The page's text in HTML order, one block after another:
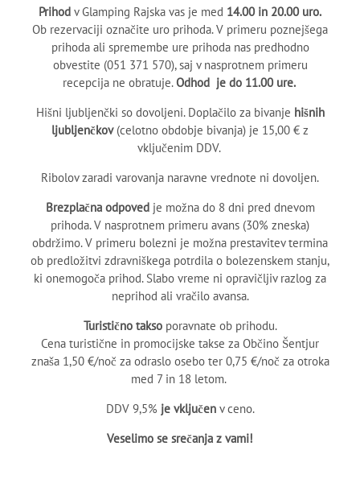
Prihod v Glamping Rajska vas je med 14.00 in 20.00 uro.
Ob rezervaciji označite uro prihoda. V primeru poznejšega
prihoda ali spremembe ure prihoda nas predhodno
obvestite (051 371 570), saj v nasprotnem primeru
recepcija ne obratuje.Odhod je do 11.00 ure.
Hišni ljubljenčki so dovoljeni. Doplačilo za bivanje hišnih
ljubljenčkov(celotno obdobje bivanja) je 15,00 ‎€ z
vključenim DDV.
Ribolov zaradi varovanja naravne vrednote ni dovoljen.
Brezplačna odpovedje možna do 8 dni pred dnevom
prihoda. V nasprotnem primeru avans (30% zneska)
obdržimo. V primeru bolezni je možna prestavitev termina
ob predložitvi zdravniškega potrdila o bolezenskem stanju,
ki onemogoča prihod. Slabo vreme ni opravičljiv razlog za
neprihod ali vračilo avansa.
Turistično taksoporavnate ob prihodu.
Cena turistične in promocijske takse za Občino Šentjur
znaša 1,50 €/noč za odraslo osebo ter 0,75 €/noč za otroka
med 7 in 18 letom.
DDV 9,5% je vključen v ceno.
Veselimo se srečanja z vami!